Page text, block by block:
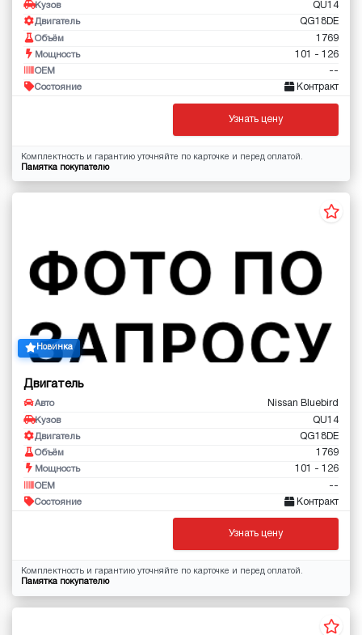
Кузов QU14
Двигатель QG18DE
Объём 1769
Мощность 101 - 126
OEM --
Состояние Контракт
Узнать цену
Комплектность и гарантию уточняйте по карточке и перед оплатой.
Памятка покупателю
Новинка
Двигатель
Авто Nissan Bluebird
Кузов QU14
Двигатель QG18DE
Объём 1769
Мощность 101 - 126
OEM --
Состояние Контракт
Узнать цену
Комплектность и гарантию уточняйте по карточке и перед оплатой.
Памятка покупателю